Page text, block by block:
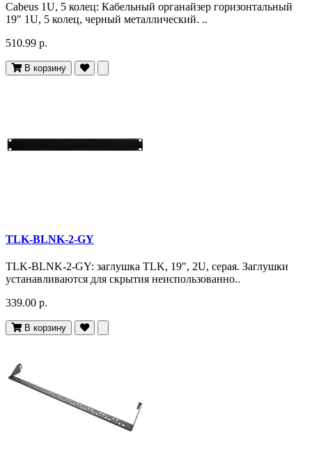
Cabeus 1U, 5 колец: Кабельный органайзер горизонтальный
19" 1U, 5 колец, черный металлический. ..
510.99 р.
В корзину
TLK-BLNK-2-GY
TLK-BLNK-2-GY: заглушка TLK, 19", 2U, серая. Заглушки
устанавливаются для скрытия неиспользованно..
339.00 р.
В корзину